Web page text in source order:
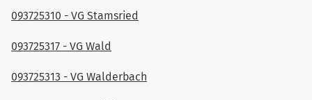
093725310 - VG Stamsried
093725317 - VG Wald
093725313 - VG Walderbach